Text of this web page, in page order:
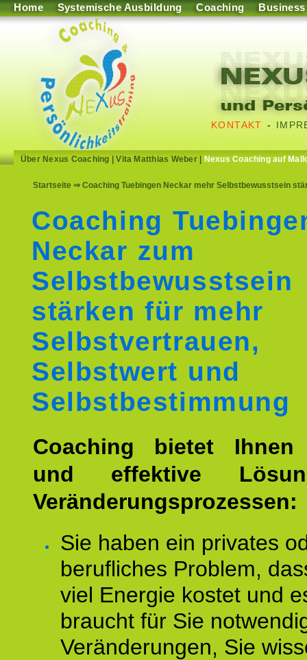
Home Systemische Ausbildung Coaching Business
KONTAKT -
Über Nexus Coaching |Vita Matthias Weber| Nexus Coaching auf
Startseite ⇒ Coaching Tuebingen Neckar mehr Selbstbewusstsein
Coaching
Neckar zum
Selbstbewusstsein
stärken für mehr
Selbstvertrauen,
Selbstwert und
Selbstbestimmung
Coaching bietet Ihnen
und effektive
Veränderungsprozessen:
Sie haben ein privates
berufliches Problem,
viel Energie kostet und
braucht für Sie
Veränderungen, Sie